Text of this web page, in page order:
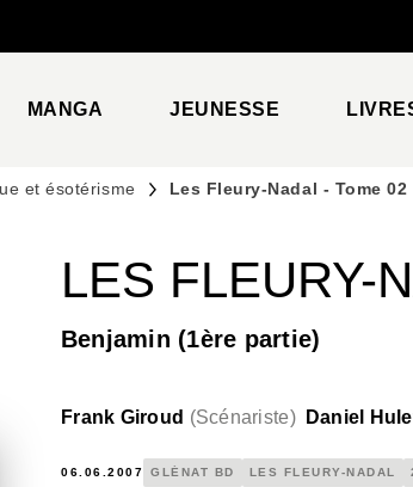
MANGA JEUNESSE
et ésotérisme Les Fleury-Nadal - Tome 02
LES FLEURY-
Benjamin (1ère partie)
Frank Giroud (Scénariste) Daniel
06.06.2007 GLÉNAT BD LES FLEURY-NADAL